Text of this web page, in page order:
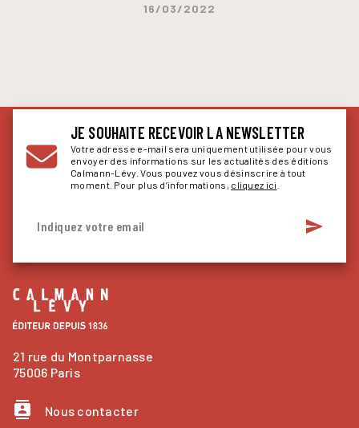
16/03/2022
JE SOUHAITE RECEVOIR LA NEWSLETTER
Votre adresse e-mail sera uniquement utilisée pour vous
envoyer des informations sur les actualités des éditions
Calmann-Lévy. Vous pouvez vous désinscrire à tout
moment. Pour plus d’informations, cliquez ici
Indiquez votre email send
21 rue du Montparnasse
75006 Paris
contacts Nous contacter